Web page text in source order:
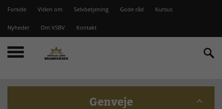
Forside Viden om Selvbetjening Gode råd Kursus
Nyheder Om VSBV Kontakt
Genveje